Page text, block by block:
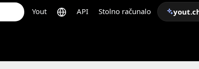
Yout API Stolno računalo